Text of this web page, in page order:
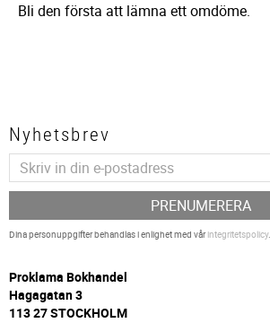
Bli den första att lämna ett omdöme.
Nyhetsbrev
PRENUMERERA
Dina personuppgifter behandlas i enlighet med vårintegritetspolicy.
Proklama Bokhandel
Hagagatan 3
113 27 STOCKHOLM